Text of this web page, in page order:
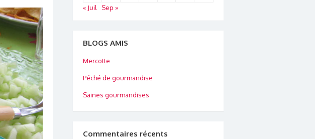
« Juil
Sep »
BLOGS AMIS
Mercotte
Péché de gourmandise
Saines gourmandises
Commentaires récents